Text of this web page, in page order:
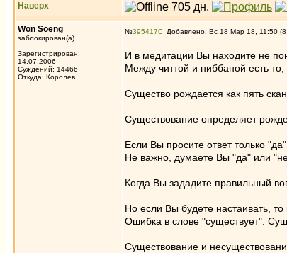
Наверх
Won Soeng
заблокирован(а)
Зарегистрирован:
14.07.2006
Суждений: 14466
Откуда: Королев
№395417 Добавлено: Вс 18 Мар 18, 11:50
И в медитации Вы находите не
Между читтой и ниббаной есть
Существо рождается как пять
Существование определяет
Если Вы просите ответ только
Не важно, думаете Вы "да" или
Когда Вы зададите правильный
Но если Вы будете настаивать,
Ошибка в слове "существует".
Существование и